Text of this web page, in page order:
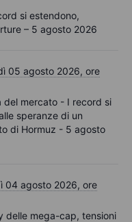
si estendono,
– 5 agosto 2026
05 agosto 2026, ore
del mercato - I record si
speranze di un
di Hormuz - 5 agosto
04 agosto 2026, ore
delle mega-cap, tensioni